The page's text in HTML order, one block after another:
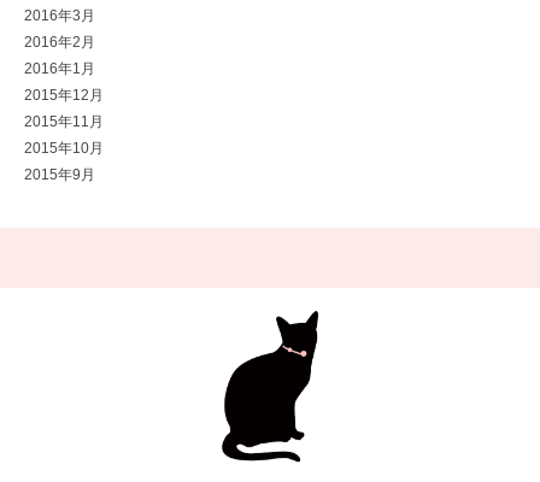
2016年3月
2016年2月
2016年1月
2015年12月
2015年11月
2015年10月
2015年9月